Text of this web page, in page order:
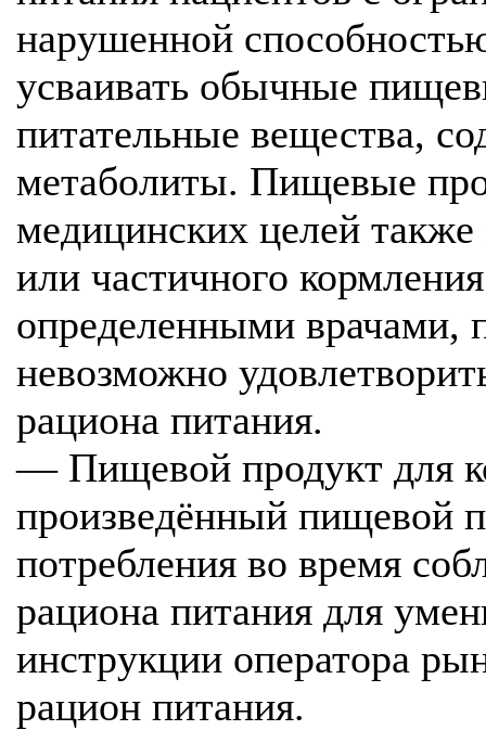
нарушенной
усваивать обычные
питательные вещества,
метаболиты. Пищевые
медицинских целей также
или частичного
определенными врачами,
невозможно
рациона питания.
— Пищевой продукт для
произведённый пищевой
потребления во время
рациона питания для
инструкции оператора
рацион питания.